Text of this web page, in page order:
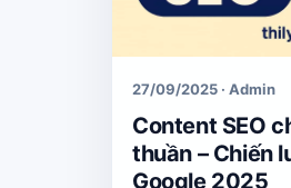
27/09/2025 · Admin
Content SEO
thuần – Chiến
Google 2025